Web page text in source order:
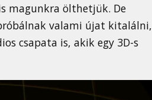
magunkra ölthetjük. De
valami újat kitalálni,
csapata is, akik egy 3D-s